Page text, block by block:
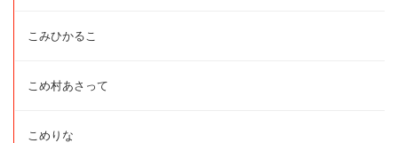
こみひかるこ
こめ村あさって
こめりな